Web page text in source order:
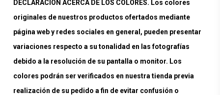
DECLARACIÓN ACERCA DE LOS COLORES. Los colores
originales de nuestros productos ofertados mediante
página web y redes sociales en general, pueden presentar
variaciones respecto a su tonalidad en las fotografías
debido a la resolución de su pantalla o monitor. Los
colores podrán ser verificados en nuestra tienda previa
realización de su pedido a fin de evitar confusión o